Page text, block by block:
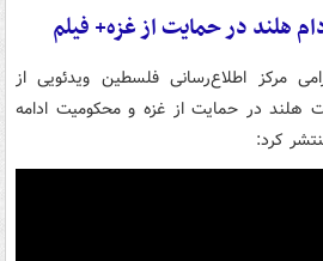
هلند در حمایت از غزه+ فیلم
مرکز اطلاع‌رسانی فلسطین ویدئویی از
هلند در حمایت از غزه و محکومیت ادامه
کرد: